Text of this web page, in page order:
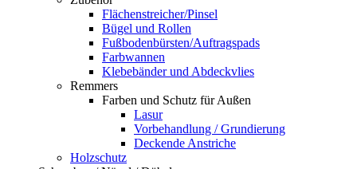
Flächenstreicher/Pinsel
Bügel und Rollen
Fußbodenbürsten/Auftragspads
Farbwannen
Klebebänder und Abdeckvlies
Remmers
Farben und Schutz für Außen
Lasur
Vorbehandlung / Grundierung
Deckende Anstriche
Holzschutz